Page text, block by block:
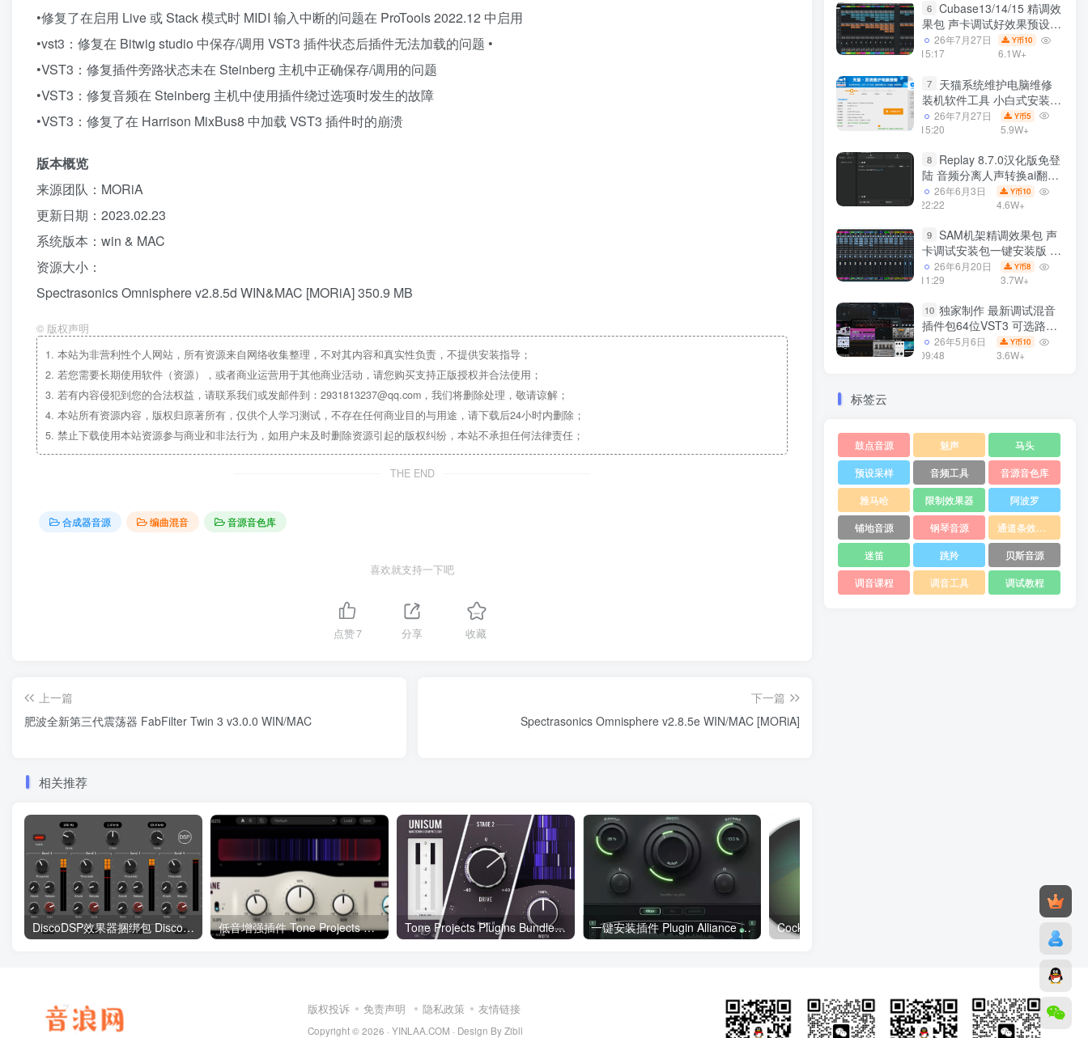
•修复了在启用 Live 或 Stack 模式时 MIDI 输入中断的问题在 ProTools 2022.12 中启用
•vst3：修复在 Bitwig studio 中保存/调用 VST3 插件状态后插件无法加载的问题 •
•VST3：修复插件旁路状态未在 Steinberg 主机中正确保存/调用的问题
•VST3：修复音频在 Steinberg 主机中使用插件绕过选项时发生的故障
•VST3：修复了在 Harrison MixBus8 中加载 VST3 插件时的崩溃
版本概览
来源团队：MORiA
更新日期：2023.02.23
系统版本：win & MAC
资源大小：
Spectrasonics Omnisphere v2.8.5d WIN&MAC [MORiA] 350.9 MB
© 版权声明
1. 本站为非营利性个人网站，所有资源来自网络收集整理，不对其内容和真实性负责，不提供安装指导；
2. 若您需要长期使用软件（资源），或者商业运营用于其他商业活动，请您购买支持正版授权并合法使用；
3. 若有内容侵犯到您的合法权益，请联系我们或发邮件到：2931813237@qq.com，我们将删除处理，敬请谅解；
4. 本站所有资源内容，版权归原著所有，仅供个人学习测试，不存在任何商业目的与用途，请下载后24小时内删除；
5. 禁止下载使用本站资源参与商业和非法行为，如用户未及时删除资源引起的版权纠纷，本站不承担任何法律责任；
THE END
合成器音源 编曲混音 音源音色库
喜欢就支持一下吧
点赞7 分享 收藏
上一篇
肥波全新第三代震荡器 FabFilter Twin 3 v3.0.0 WIN/MAC
下一篇
Spectrasonics Omnisphere v2.8.5e WIN/MAC [MORiA]
相关推荐
DiscoDSP效果器捆绑包 DiscoDSP FX Bundle v3.5.0 Incl Keygen-R2R WiN 低音增强插件 Tone Projects Basslane V1.0.3_WIN&MAC Tone Projects Plugins Bundle 23.05.2023 WIN 一键安装插件 Plugin Alliance Fiedler Audio Splat For WiN
6 Cubase13/14/15 精调效
果包 声卡调试好效果预设工
程模板 带插件全套文件
26年7月27日
15:17
Y币10
6.1W+
7
天猫系统维护电脑维修
装机软件工具 小白式安装
完全一键安装系统 电脑系统
装机软件 一键重装系统
26年7月27日
15:20
Y币5
5.9W+
8
Replay 8.7.0汉化版免登
陆 音频分离人声转换ai翻唱
支持50系显卡 一键安装
WiN
26年6月3日
22:22
Y币10
4.6W+
9 SAM机架精调效果包 声
卡调试安装包一键安装版 带
插件包预设效果文件
26年6月20日
11:29
Y币8
3.7W+
10 独家制作 最新调试混音
插件包64位VST3 可选路径
一键安装550个效果器合集
v3.0 WiN 支持定制
26年5月6日
09:48
Y币10
3.6W+
标签云
鼓点音源 魅声
马头
预设采样
音频工具
音源音色库
雅马哈
限制效果器
阿波罗
铺地音源
钢琴音源
通道条效果器
迷笛
跳羚
贝斯音源
调音课程
调音工具 调试教程
版权投诉 免责声明 隐私政策 友情链接
Copyright © 2026 · YINLAA.COM · Design By Zibll